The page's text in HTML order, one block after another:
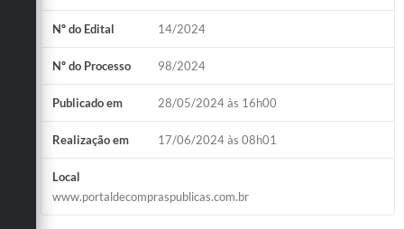
Obras
Emprega
Agenda
Serviços Online
Nº do Edital 14/2024
Nº do Processo 98/2024
Publicado em 28/05/2024 às 16h00
Realização em 17/06/2024 às 08h01
Local
www.portaldecompraspublicas.com.br